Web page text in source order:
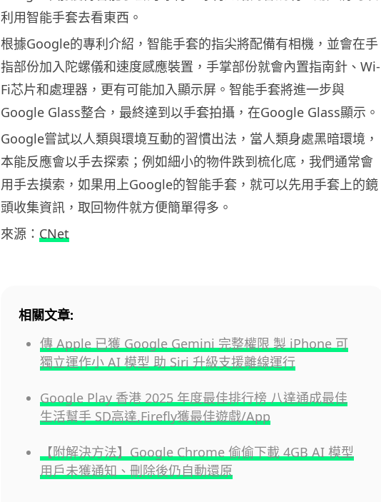
利用智能手套去看東西。
根據Google的專利介紹，智能手套的指尖將配備有相機，並會在手
指部份加入陀螺儀和速度感應裝置，手掌部份就會內置指南針、Wi-
Fi芯片和處理器，更有可能加入顯示屏。智能手套將進一步與
Google Glass整合，最終達到以手套拍攝，在Google Glass顯示。
Google嘗試以人類與環境互動的習慣出法，當人類身處黑暗環境，
本能反應會以手去探索；例如細小的物件跌到梳化底，我們通常會
用手去摸索，如果用上Google的智能手套，就可以先用手套上的鏡
頭收集資訊，取回物件就方便簡單得多。
來源： CNet
相關文章:
傳 Apple 已獲 Google Gemini 完整權限 製 iPhone 可
獨立運作小 AI 模型 助 Siri 升級支援離線運行
Google Play 香港 2025 年度最佳排行榜 八達通成最佳
生活幫手 SD高達,Firefly獲最佳遊戲/App
【附解決方法】Google Chrome 偷偷下載 4GB AI 模型
用戶未獲通知、刪除後仍自動還原